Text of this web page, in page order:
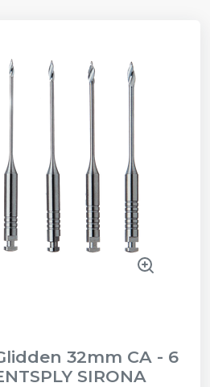
32mm CA - 6
SIRONA